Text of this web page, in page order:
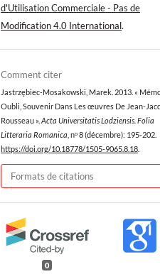
d'Utilisation Commerciale - Pas de
Modification 4.0 International.
Comment citer
Jastrzębiec-Mosakowski, Marek. 2013. «
Oubli, Souvenir Dans Les œuvres De Jean-
Rousseau ». Acta Universitatis Lodziensis. Folia
Litteraria Romanica , nᵒ 8 (décembre): 195-202.
https://doi.org/10.18778/1505-9065.8.18
Formats de citations
0